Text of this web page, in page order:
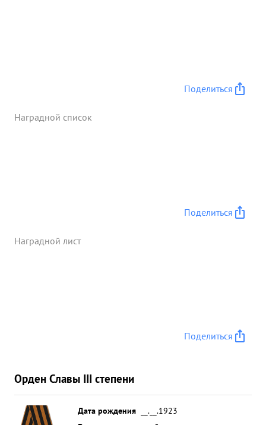
Поделиться
Наградной список
Поделиться
Наградной лист
Поделиться
Орден Славы III степени
Дата рождения
__.__.1923